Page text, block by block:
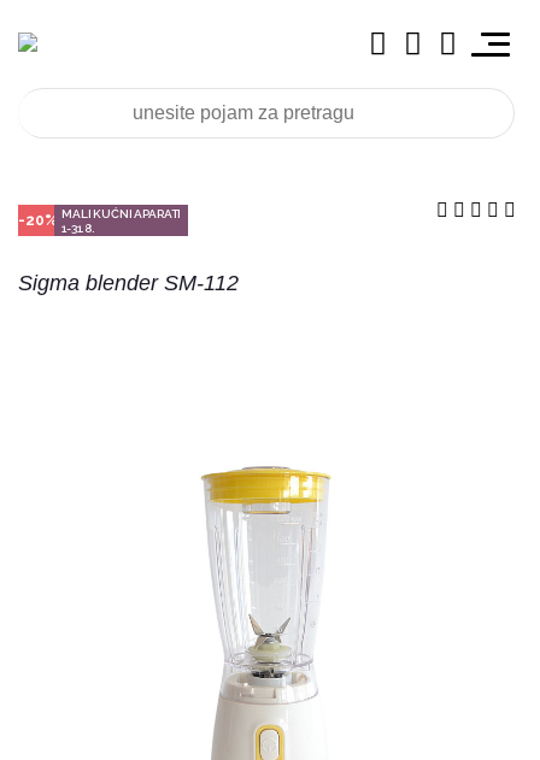
Sigma blender SM-112
-20% MALI KUĆNI APARATI
1-31.8.